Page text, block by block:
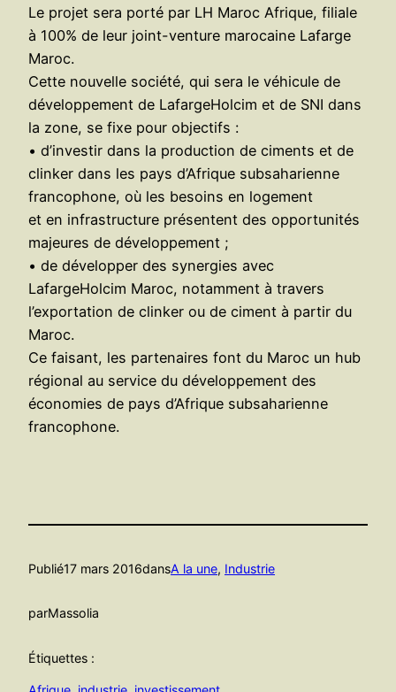
Le projet sera porté par LH Maroc Afrique, filiale
à 100% de leur joint-venture marocaine Lafarge
Maroc.
Cette nouvelle société, qui sera le véhicule de
développement de LafargeHolcim et de SNI dans
la zone, se fixe pour objectifs :
• d’investir dans la production de ciments et de
clinker dans les pays d’Afrique subsaharienne
francophone, où les besoins en logement
et en infrastructure présentent des opportunités
majeures de développement ;
• de développer des synergies avec
LafargeHolcim Maroc, notamment à travers
l’exportation de clinker ou de ciment à partir du
Maroc.
Ce faisant, les partenaires font du Maroc un hub
régional au service du développement des
économies de pays d’Afrique subsaharienne
francophone.
Publié17 mars 2016dansA la une, Industrie
parMassolia
Étiquettes :